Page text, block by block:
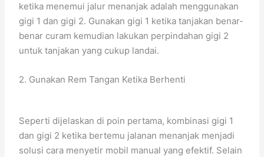
ketika menemui jalur menanjak adalah menggunakan
gigi 1 dan gigi 2. Gunakan gigi 1 ketika tanjakan benar-
benar curam kemudian lakukan perpindahan gigi 2
untuk tanjakan yang cukup landai.
2. Gunakan Rem Tangan Ketika Berhenti
Seperti dijelaskan di poin pertama, kombinasi gigi 1
dan gigi 2 ketika bertemu jalanan menanjak menjadi
solusi cara menyetir mobil manual yang efektif. Selain